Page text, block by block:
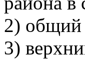
2) общий
3)